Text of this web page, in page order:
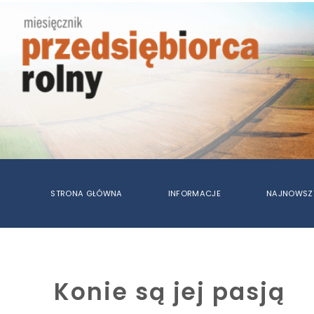
STRONA GŁÓWNA INFORMACJE
Konie są jej pasją